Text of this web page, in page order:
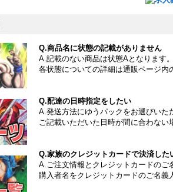
Q.商品名に状態の記載がありません
A.記載のない商品は状態Aとなります
各状態についての詳細は通販ページ内
Q.配達の日時指定をしたい
A.発送方法にゆうパックをお選びい
ご記載いただいた日時が間に合わな
Q.家族のクレジットカードで決済した
A.ご注文情報とクレジットカードの
購入者名をクレジットカードのご名